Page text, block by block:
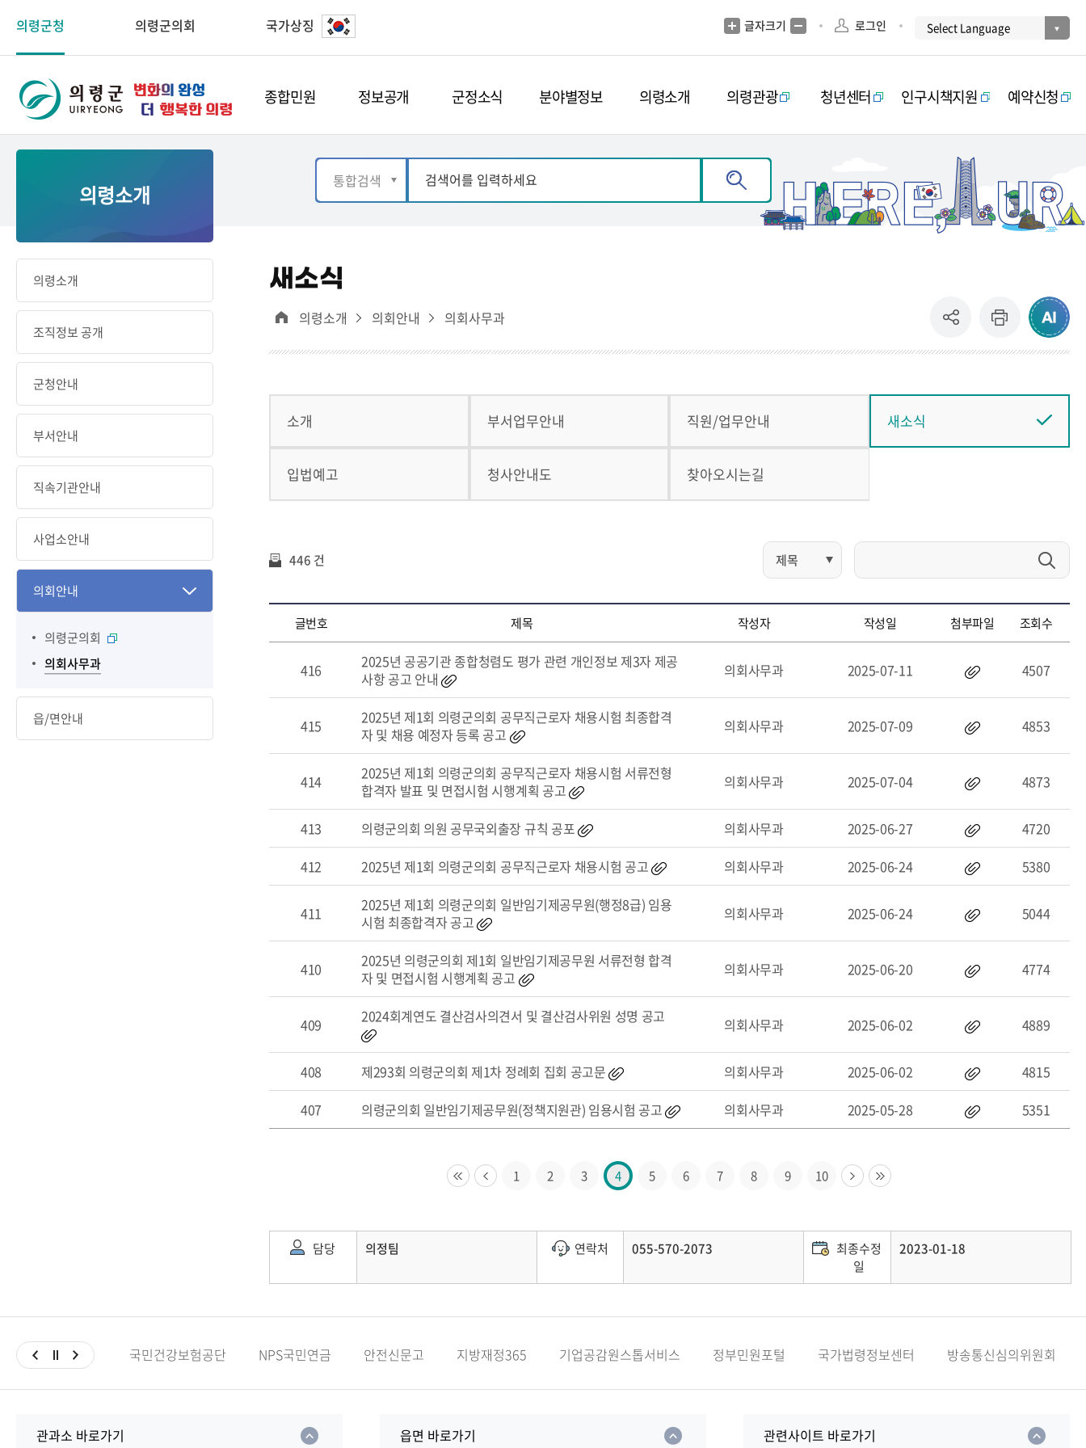
의령군청 의령군의회 국가상징 글자크기 로그인
종합민원 정보공개 군정소식 분야별정보 의령소개 의령관광 청년센터 인구시책지원 예약신청
의령소개
의령소개
조직정보 공개
군청안내
부서안내
직속기관안내
사업소안내
의회안내
의령군의회
의회사무과
읍/면안내
새소식
의령소개 의회안내 의회사무과
소개 부서업무안내 직원/업무안내 새소식
입법예고 청사안내도 찾아오시는길
446 건
글번호 제목 작성자 작성일 첨부파일 조회수
416
2025년 공공기관 종합청렴도 평가 관련 개인정보 제3자 제공
사항 공고 안내
의회사무과 2025-07-11 4507
415
2025년 제1회 의령군의회 공무직근로자 채용시험 최종합격
자 및 채용 예정자 등록 공고
의회사무과 2025-07-09 4853
414
2025년 제1회 의령군의회 공무직근로자 채용시험 서류전형
합격자 발표 및 면접시험 시행계획 공고
의회사무과 2025-07-04 4873
413 의령군의회 의원 공무국외출장 규칙 공포 의회사무과 2025-06-27
4720
412
2025년 제1회 의령군의회 공무직근로자 채용시험 공고 의회사무과 2025-06-24 5380
411
2025년 제1회 의령군의회 일반임기제공무원(행정8급) 임용
시험 최종합격자 공고
의회사무과 2025-06-24 5044
410
2025년 의령군의회 제1회 일반임기제공무원 서류전형 합격
자 및 면접시험 시행계획 공고
의회사무과 2025-06-20 4774
409 2024회계연도 결산검사의견서 및 결산검사위원 성명 공고 의회사무과 2025-06-02 4889
408 제293회 의령군의회 제1차 정례회 집회 공고문 의회사무과 2025-06-02
4815
407
의령군의회 일반임기제공무원(정책지원관) 임용시험 공고 의회사무과 2025-05-28 5351
1 2 3 4 5 6 7 8 9 10
담당 의정팀 연락처 055-570-2073
최종수정
일
2023-01-18
국민건강보험공단 NPS국민연금 안전신문고 지방재정365 기업공감원스톱서비스 정부민원포털 국가법령정보센터 방송통신심의위원회
관과소 바로가기 읍면 바로가기 관련사이트 바로가기